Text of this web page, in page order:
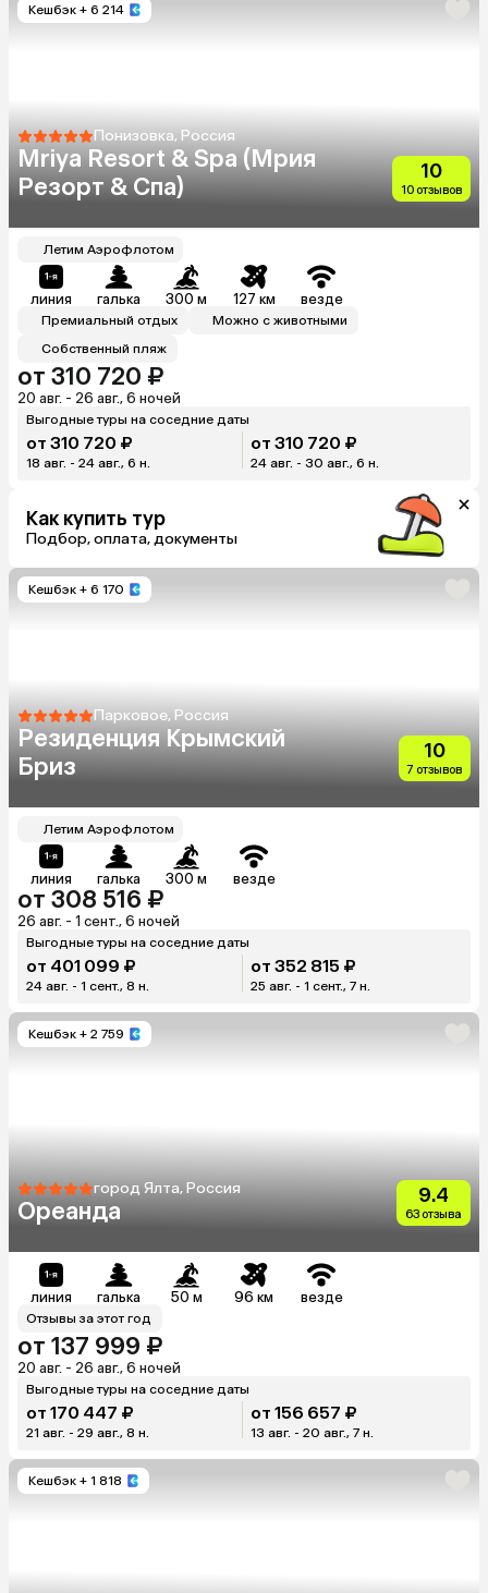
Кешбэк + 6 214
Понизовка, Россия
Mriya Resort & Spa (Мрия
Резорт & Спа)
10
10 отзывов
Летим Аэрофлотом
линия галька 300 м 127 км везде
Премиальный отдых
Можно с животными
Собственный пляж
от 310 720 ₽
20 авг. - 26 авг., 6 ночей
Выгодные туры на соседние даты
от 310 720 ₽
18 авг. - 24 авг., 6 н.
от 310 720 ₽
24 авг. - 30 авг., 6 н.
Как купить тур
Подбор, оплата, документы
Кешбэк + 6 170
Парковое, Россия
Резиденция Крымский
Бриз
10
7 отзывов
Летим Аэрофлотом
линия галька 300 м везде
от 308 516 ₽
26 авг. - 1 сент., 6 ночей
Выгодные туры на соседние даты
от 401 099 ₽
24 авг. - 1 сент., 8 н.
от 352 815 ₽
25 авг. - 1 сент., 7 н.
Кешбэк + 2 759
город Ялта, Россия
Ореанда
9.4
63 отзыва
линия галька 50 м 96 км везде
Отзывы за этот год
от 137 999 ₽
20 авг. - 26 авг., 6 ночей
Выгодные туры на соседние даты
от 170 447 ₽
21 авг. - 29 авг., 8 н.
от 156 657 ₽
13 авг. - 20 авг., 7 н.
Кешбэк + 1 818